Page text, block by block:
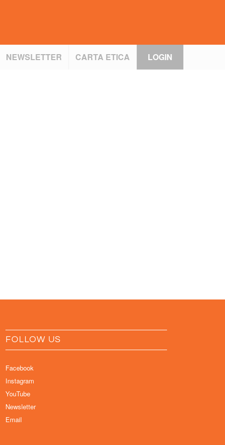
NEWSLETTER CARTA ETICA LOGIN
FOLLOW US
Facebook
Instagram
YouTube
Newsletter
Email